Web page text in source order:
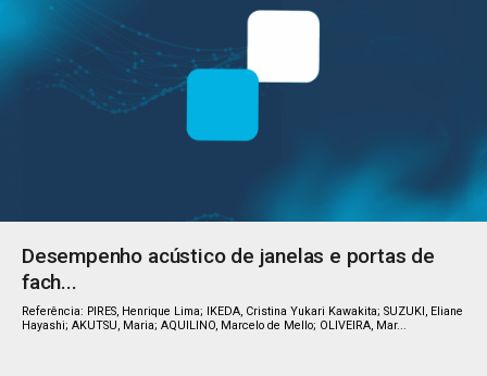
Desempenho acústico de janelas e portas de
fach...
Referência: PIRES, Henrique Lima; IKEDA, Cristina Yukari Kawakita; SUZUKI, Eliane
Hayashi; AKUTSU, Maria; AQUILINO, Marcelo de Mello; OLIVEIRA, Mar...